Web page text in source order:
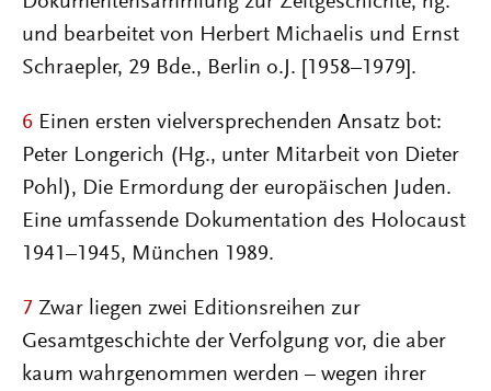
und bearbeitet von Herbert Michaelis und Ernst
Schraepler, 29 Bde., Berlin o.J. [1958–1979].
6 Einen ersten vielversprechenden Ansatz bot:
Peter Longerich (Hg., unter Mitarbeit von Dieter
Pohl), Die Ermordung der europäischen Juden.
Eine umfassende Dokumentation des Holocaust
1941–1945, München 1989.
7 Zwar liegen zwei Editionsreihen zur
Gesamtgeschichte der Verfolgung vor, die aber
kaum wahrgenommen werden – wegen ihrer